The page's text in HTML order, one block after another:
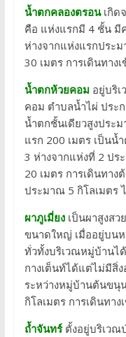
น้ำตกคลองตรอนเกิด
คือ แห่งแรกมี 4 ชั้น มี
ห่างจากแห่งแรกประ
30 เมตร การเดินทาง
น้ำตกห้วยคอม อยู่บริ
คอม ตำบลน้ำไผ่ ประ
น้ำตกชั้นเดียวสูงประ
แรก 200 เมตร เป็นน้
3 ห่างจากแห่งที่ 2 ปร
20 เมตร การเดินทาง
ประมาณ 5 กิโลเมตร
ผาภูเมี่ยงเป็นผาสูงสว
ขนาดใหญ่ เมื่ออยู่บน
ทั่วทั้งบริเวณหมู่บ้านไ
กางเต็นท์ได้แต่ไม่มีสิ่
ระหว่างหมู่บ้านต้นขนุ
กิโลเมตร การเดินทาง
ถ้ำจันทร์ตั้งอยู่บริเวณ